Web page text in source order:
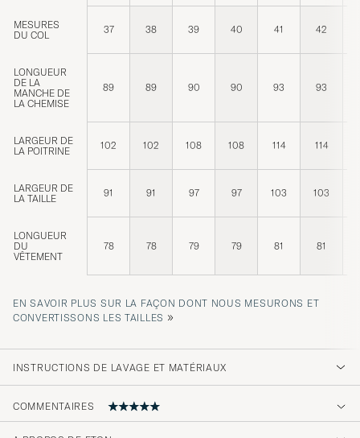
MESURES
DU COL
37 38 39 40 41 42
LONGUEUR
DE LA
MANCHE DE
LA CHEMISE
89 89 90 90 93 93
LARGEUR DE
LA POITRINE
102 102 108 108 114 114
LARGEUR DE
LA TAILLE
91 91 97 97 103 103
LONGUEUR
DU
VÊTEMENT
78 78 79 79 81 81
EN SAVOIR PLUS SUR LA FAÇON DONT NOUS MESURONS ET
CONVERTISSONS LES TAILLES »
INSTRUCTIONS DE LAVAGE ET MATÉRIAUX
COMMENTAIRES